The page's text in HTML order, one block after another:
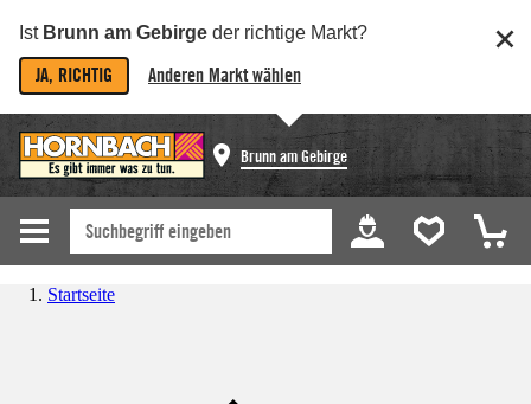
Ist Brunn am Gebirge der richtige Markt?
JA, RICHTIG Anderen Markt wählen
Brunn am Gebirge
Startseite